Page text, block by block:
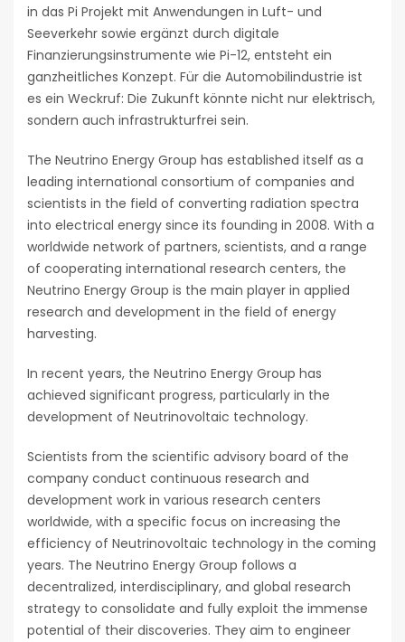
in das Pi Projekt mit Anwendungen in Luft- und
Seeverkehr sowie ergänzt durch digitale
Finanzierungsinstrumente wie Pi-12, entsteht ein
ganzheitliches Konzept. Für die Automobilindustrie ist
es ein Weckruf: Die Zukunft könnte nicht nur elektrisch,
sondern auch infrastrukturfrei sein.
The Neutrino Energy Group has established itself as a
leading international consortium of companies and
scientists in the field of converting radiation spectra
into electrical energy since its founding in 2008. With a
worldwide network of partners, scientists, and a range
of cooperating international research centers, the
Neutrino Energy Group is the main player in applied
research and development in the field of energy
harvesting.
In recent years, the Neutrino Energy Group has
achieved significant progress, particularly in the
development of Neutrinovoltaic technology.
Scientists from the scientific advisory board of the
company conduct continuous research and
development work in various research centers
worldwide, with a specific focus on increasing the
efficiency of Neutrinovoltaic technology in the coming
years. The Neutrino Energy Group follows a
decentralized, interdisciplinary, and global research
strategy to consolidate and fully exploit the immense
potential of their discoveries. They aim to engineer